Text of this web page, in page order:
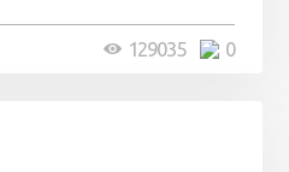
0
129035